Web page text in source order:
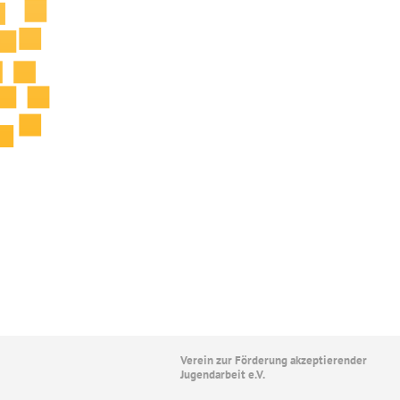
Verein zur Förderung akzeptierender
Jugendarbeit e.V.